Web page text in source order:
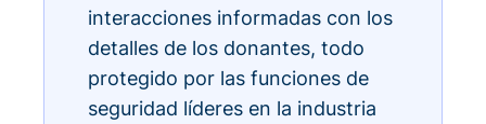
interacciones informadas con los
detalles de los donantes, todo
protegido por las funciones de
seguridad líderes en la industria